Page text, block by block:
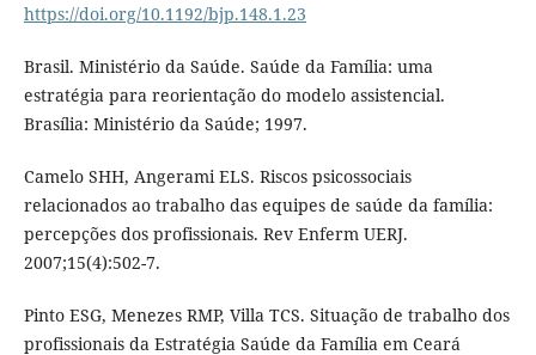
https://doi.org/10.1192/bjp.148.1.23
Brasil. Ministério da Saúde. Saúde da Família: uma
estratégia para reorientação do modelo assistencial.
Brasília: Ministério da Saúde; 1997.
Camelo SHH, Angerami ELS. Riscos psicossociais
relacionados ao trabalho das equipes de saúde da família:
percepções dos profissionais. Rev Enferm UERJ.
2007;15(4):502-7.
Pinto ESG, Menezes RMP, Villa TCS. Situação de trabalho dos
profissionais da Estratégia Saúde da Família em Ceará